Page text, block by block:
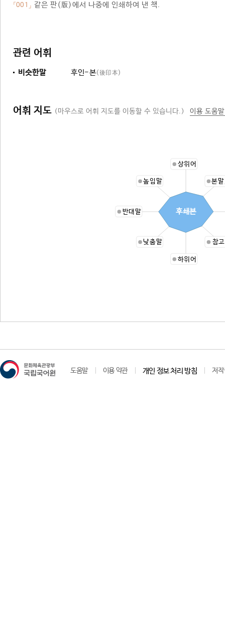
「001」 같은 판(版)에서 나중에 인쇄하여 낸 책.
관련 어휘
비슷한말 후인-본(後印本)
어휘 지도 (마우스로 어휘 지도를 이동할 수 있습니다.) 이용 도움
상위어
본
참
하위어
낮춤말
반대말
높임말
후쇄본
도움말 이용 약관 개인 정보 처리 방침 저